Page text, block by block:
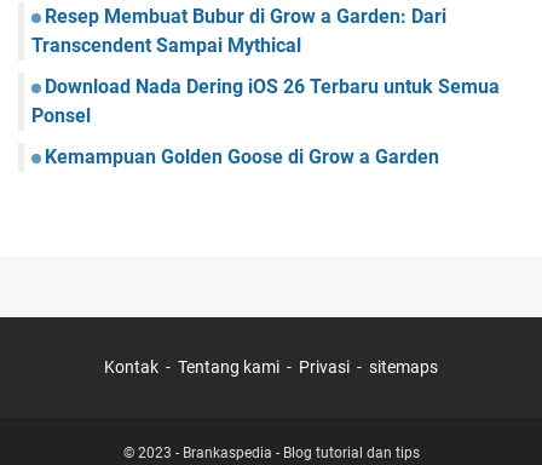
Resep Membuat Bubur di Grow a Garden: Dari
Transcendent Sampai Mythical
Download Nada Dering iOS 26 Terbaru untuk Semua
Ponsel
Kemampuan Golden Goose di Grow a Garden
Kontak Tentang kami Privasi sitemaps
© 2023 - Brankaspedia - Blog tutorial dan tips